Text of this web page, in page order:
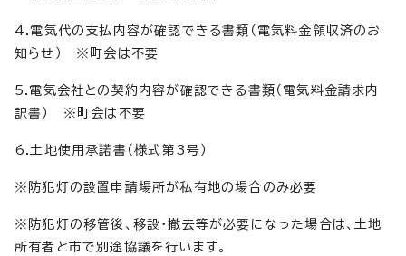
4.電気代の支払内容が確認できる書類（電気料金領収済のお
知らせ） ※町会は不要
5.電気会社との契約内容が確認できる書類（電気料金請求内
訳書） ※町会は不要
6.土地使用承諾書（様式第3号）
※防犯灯の設置申請場所が私有地の場合のみ必要
※防犯灯の移管後、移設・撤去等が必要になった場合は、土地
所有者と市で別途協議を行います。